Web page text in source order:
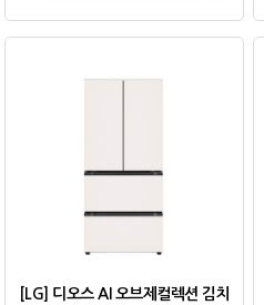
[LG] 디오스 AI 오브제컬렉션 김치